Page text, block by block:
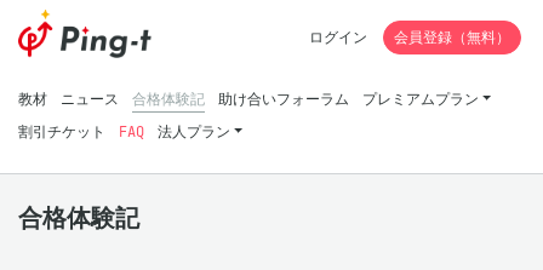
教材 ニュース 合格体験記 助け合いフォーラム
プレミアムプラン
割引チケット
FAQ 法人プラン
ログイン 会員登録（無料）
合格体験記